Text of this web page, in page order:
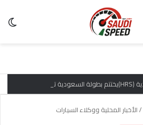
/الأخبار المحلية ووكلاء السيارات